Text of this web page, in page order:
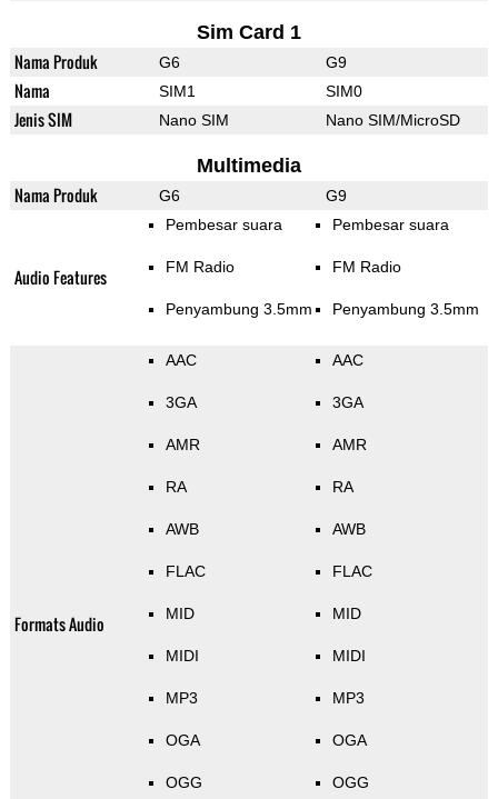
Sim Card 1
Nama Produk G6 G9
Nama SIM1 SIM0
Jenis SIM Nano SIM Nano SIM/MicroSD
Multimedia
Nama Produk G6 G9
Audio Features
Pembesar suara
FM Radio
Penyambung 3.5mm
Pembesar suara
FM Radio
Penyambung 3.5mm
Formats Audio
AAC
3GA
AMR
RA
AWB
FLAC
MID
MIDI
MP3
OGA
OGG
AAC
3GA
AMR
RA
AWB
FLAC
MID
MIDI
MP3
OGA
OGG